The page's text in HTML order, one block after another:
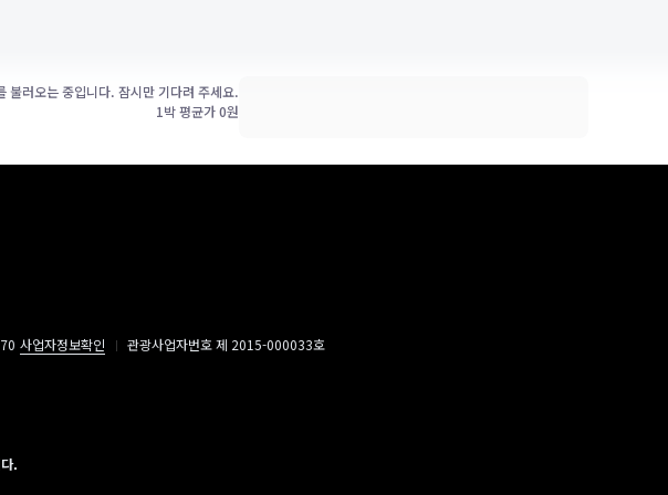
불러오는 중입니다. 잠시만 기다려 주세요.
1박 평균가0원
사업자정보확인
관광사업자번호 제 2015-000033호
.